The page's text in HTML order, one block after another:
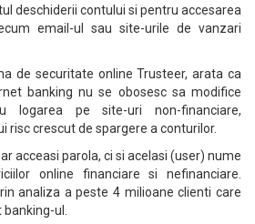
deschiderii contului si pentru accesarea
email-ul sau site-urile de vanzari
de securitate online Trusteer, arata ca
banking nu se obosesc sa modifice
logarea pe site-uri non-financiare,
risc crescut de spargere a conturilor.
acceasi parola, ci si acelasi (user) nume
online financiare si nefinanciare.
analiza a peste 4 milioane clienti care
ul.